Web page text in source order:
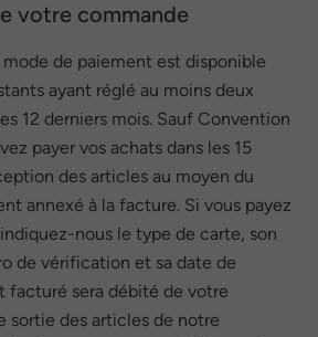
votre commande
de paiement est disponible
ayant réglé au moins deux
12 derniers mois. Sauf Convention
payer vos achats dans les 15
des articles au moyen du
annexé à la facture. Si vous payez
nous le type de carte, son
de vérification et sa date de
facturé sera débité de votre
sortie des articles de notre